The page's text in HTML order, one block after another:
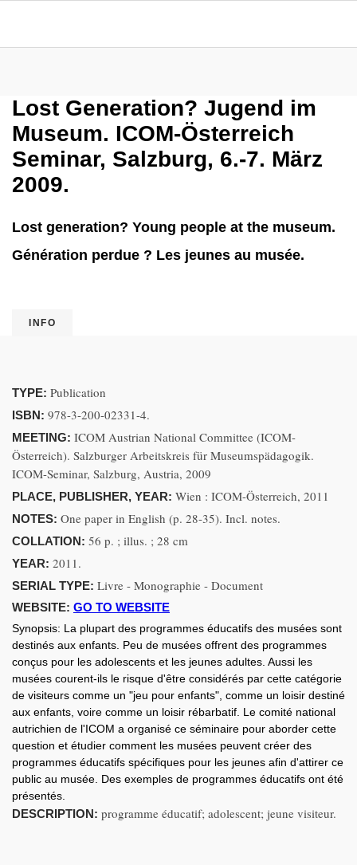
Lost Generation? Jugend im
Museum. ICOM-Österreich
Seminar, Salzburg, 6.-7. März
2009.
Lost generation? Young people at the museum.
Génération perdue ? Les jeunes au musée.
INFO
TYPE: Publication
ISBN: 978-3-200-02331-4.
MEETING: ICOM Austrian National Committee (ICOM-
Österreich). Salzburger Arbeitskreis für Museumspädagogik.
ICOM-Seminar, Salzburg, Austria, 2009
PLACE, PUBLISHER, YEAR: Wien : ICOM-Österreich, 2011
NOTES: One paper in English (p. 28-35). Incl. notes.
COLLATION: 56 p. ; illus. ; 28 cm
YEAR: 2011.
SERIAL TYPE: Livre - Monographie - Document
WEBSITE: GO TO WEBSITE
Synopsis: La plupart des programmes éducatifs des musées sont
destinés aux enfants. Peu de musées offrent des programmes
conçus pour les adolescents et les jeunes adultes. Aussi les
musées courent-ils le risque d'être considérés par cette catégorie
de visiteurs comme un "jeu pour enfants", comme un loisir destiné
aux enfants, voire comme un loisir rébarbatif. Le comité national
autrichien de l'ICOM a organisé ce séminaire pour aborder cette
question et étudier comment les musées peuvent créer des
programmes éducatifs spécifiques pour les jeunes afin d'attirer ce
public au musée. Des exemples de programmes éducatifs ont été
présentés.
DESCRIPTION: programme éducatif; adolescent; jeune visiteur.